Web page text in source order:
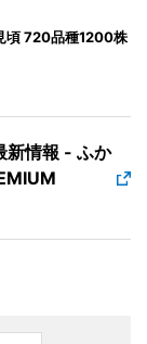
頃 720品種1200株
新情報 - ふか